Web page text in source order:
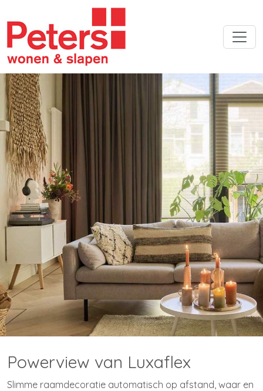
Powerview van Luxaflex
Slimme raamdecoratie automatisch op afstand, waar en